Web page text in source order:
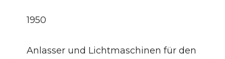
1950
Anlasser und Lichtmaschinen für den